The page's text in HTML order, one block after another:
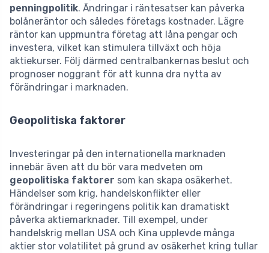
penningpolitik. Ändringar i räntesatser kan påverka
bolåneräntor och således företags kostnader. Lägre
räntor kan uppmuntra företag att låna pengar och
investera, vilket kan stimulera tillväxt och höja
aktiekurser. Följ därmed centralbankernas beslut och
prognoser noggrant för att kunna dra nytta av
förändringar i marknaden.
Geopolitiska faktorer
Investeringar på den internationella marknaden
innebär även att du bör vara medveten om
geopolitiska faktorer som kan skapa osäkerhet.
Händelser som krig, handelskonflikter eller
förändringar i regeringens politik kan dramatiskt
påverka aktiemarknader. Till exempel, under
handelskrig mellan USA och Kina upplevde många
aktier stor volatilitet på grund av osäkerhet kring tullar